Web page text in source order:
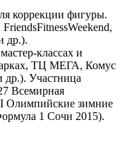
коррекции фигуры.
др.).
классах и
ТЦ МЕГА, Комус
др.). Участница
Всемирная
Олимпийские зимние
1 Сочи 2015).